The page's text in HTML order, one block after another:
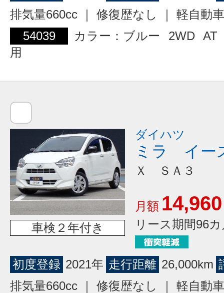
排気量660cc ｜ 修復歴なし ｜ 軽自動車
54039
カラー：ブルー 2WD AT
用
車検２年付き
ダイハツ
ミラ イー
Ｘ ＳＡ３
月額 14,960
リース期間96
初度登録 2021年 走行距離 26,000km
排気量660cc ｜ 修復歴なし ｜ 軽自動車